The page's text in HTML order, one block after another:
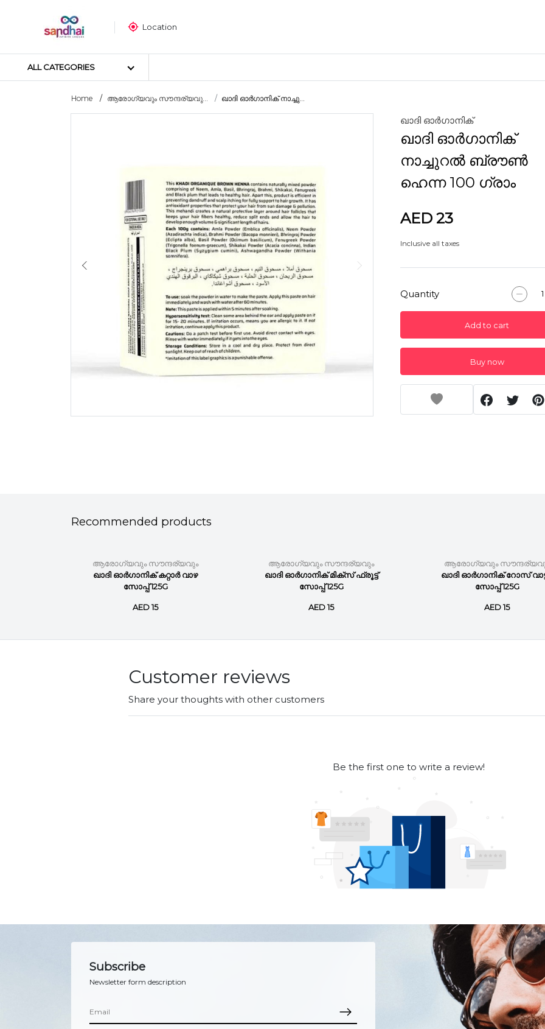
Location
ALL CATEGORIES
ആർട്ട് മെറ്റീരിയലുകൾ
DIY മെറ്റീരിയലുകൾ
ആർട്സ് & കരകൗശല ഉപകരണങ്ങൾ
സ്റ്റിക്കർ പോസ്റ്റർ
പസിൾ
Home ആരോഗ്യവും സൗന്ദര്യവു... ഖാദി ഓർഗാനിക് നാച്ചു...
ഖാദി ഓർഗാനിക്
ഖാദി ഓർഗാനിക്
നാച്ചുറൽ ബ്രൗൺ
ഹെന്ന 100 ഗ്രാം
AED 23
Inclusive all taxes
Quantity
Add to cart
Buy now
Recommended products
ആരോഗ്യവും സൗന്ദര്യവും
ഖാദി ഓർഗാനിക് കറ്റാർ വാഴ
സോപ്പ് 125G
AED 15
ആരോഗ്യവും സൗന്ദര്യവും
ഖാദി ഓർഗാനിക് മിക്സ് ഫ്രൂട്ട്
സോപ്പ് 125G
AED 15
ആരോഗ്യവും
ഖാദി ഓർഗാനിക് റോസ്
സോപ്പ് 125G
AED 15
Customer reviews
Share your thoughts with other customers
Be the first one to write a review!
Subscribe
Newsletter form description